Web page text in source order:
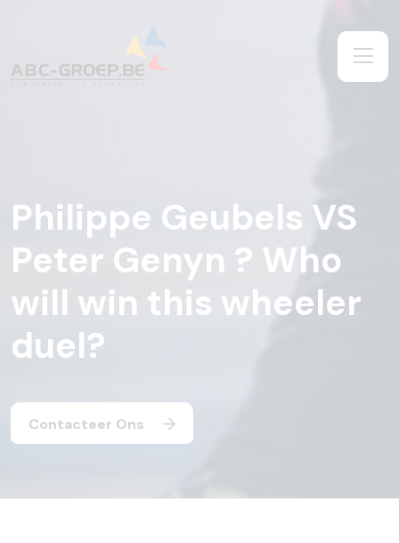
Philippe Geubels VS
Peter Genyn ? Who
will win this wheeler
duel?
Contacteer Ons